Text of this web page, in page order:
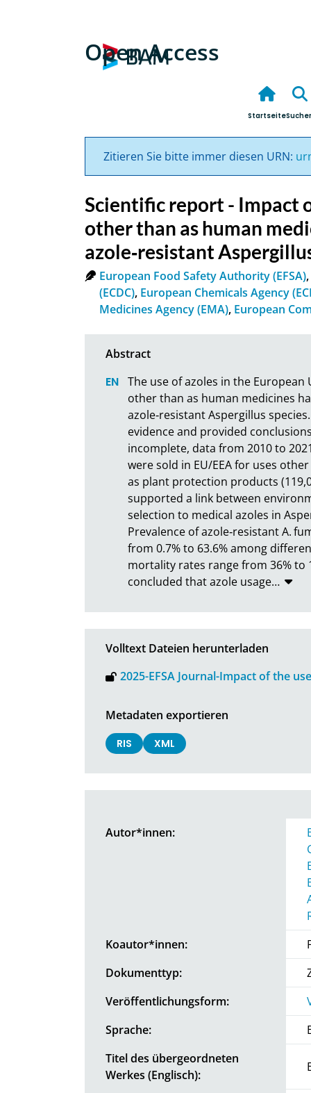
Open Access
Startseite
Zitieren Sie bitte immer diesen URN:
Scientific report - Impact
other than as human
azole‐resistant
European Food Safety Authority (EFSA),
(ECDC), European Chemicals Agency
Medicines Agency (EMA), European
The use of azoles in the European
other than as human medicines
azole‐resistant Aspergillus
evidence and provided
incomplete, data from 2010 to
were sold in EU/EEA for uses
as plant protection products
supported a link between
selection to medical azoles in
Prevalence of azole‐resistant A.
from 0.7% to 63.6% among
mortality rates range from 36% to
concluded that azole usage…
Volltext Dateien herunterladen
2025-EFSA Journal-Impact of the
Metadaten exportieren
RIS XML
Autor*innen:
Koautor*innen:
Dokumenttyp:
Veröffentlichungsform:
Sprache:
Titel des übergeordneten
Werkes (Englisch):